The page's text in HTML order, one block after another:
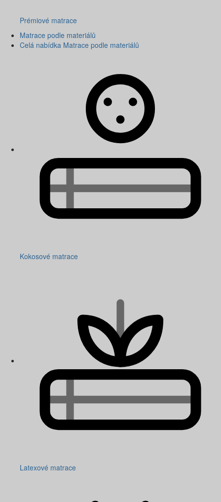
Prémiové matrace
Matrace podle materiálů
Celá nabídka Matrace podle materiálů
Kokosové matrace
Latexové matrace